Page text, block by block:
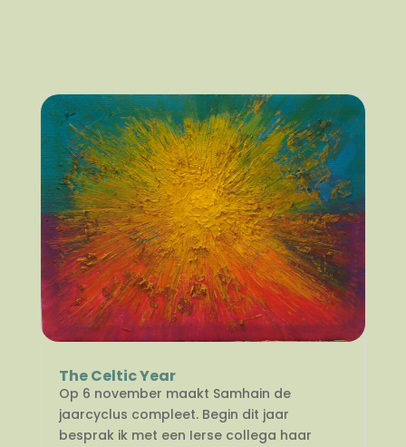
The Celtic Year
Op 6 november maakt Samhain de
jaarcyclus compleet. Begin dit jaar
besprak ik met een Ierse collega haar